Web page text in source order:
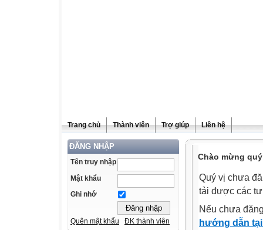
Trang chủ Thành viên Trợ giúp Liên hệ
ĐĂNG NHẬP
Tên truy nhập
Mật khẩu
Ghi nhớ
Quên mật khẩu ĐK thành viên
Chào mừng
Quý vị chưa
tải được các
Nếu chưa
hướng dẫn